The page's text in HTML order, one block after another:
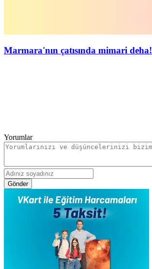
Marmara'nın çatısında mimari deha!
Yorumlar
Gönder